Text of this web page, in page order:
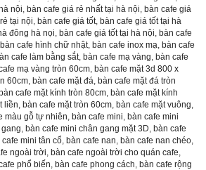
nội, bàn cafe giá rẻ nhất tại hà nội, bàn cafe giá
tại nội, bàn cafe giá tốt, bàn cafe giá tốt tại hà
đông hà nọi, bàn cafe giá tốt tại hà nội, bàn cafe
bàn cafe hình chữ nhật, bàn cafe inox mạ, bàn cafe
cafe làm bằng sắt, bàn cafe mạ vàng, bàn cafe
mạ vàng tròn 60cm, bàn cafe mặt 3d 800 x
60cm, bàn cafe mặt đá, bàn cafe mặt đá tròn
bàn cafe mặt kính tròn 80cm, bàn cafe mặt kính
liền, bàn cafe mặt tròn 60cm, bàn cafe mặt vuông,
màu gỗ tự nhiên, bàn cafe mini, bàn cafe mini
, bàn cafe mini chân gang mặt 3D, bàn cafe
cafe mini tân cổ, bàn cafe nan, bàn cafe nan chéo,
ngoài trời, bàn cafe ngoài trời cho quán cafe,
phổ biến, bàn cafe phong cách, bàn cafe rộng